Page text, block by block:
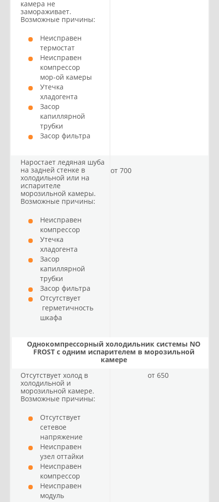
камера не
замораживает.
Возможные причины:
Неисправен
термостат
Неисправен
компрессор
мор-ой камеры
Утечка
хладогента
Засор
капиллярной
трубки
Засор фильтра
Наростает ледяная шуба
на задней стенке в
холодильной или на
испарителе
морозильной камеры.
Возможные причины:
Неисправен
компрессор
Утечка
хладогента
Засор
капиллярной
трубки
Засор фильтра
Отсутствует
герметичность
шкафа
от 700
Однокомпрессорный холодильник системы NO
FROST с одним испарителем в морозильной
камере
Отсутствует холод в
холодильной и
морозильной камере.
Возможные причины:
Отсутствует
сетевое
напряжение
Неисправен
узел оттайки
Неисправен
компрессор
Неисправен
модуль
от 650